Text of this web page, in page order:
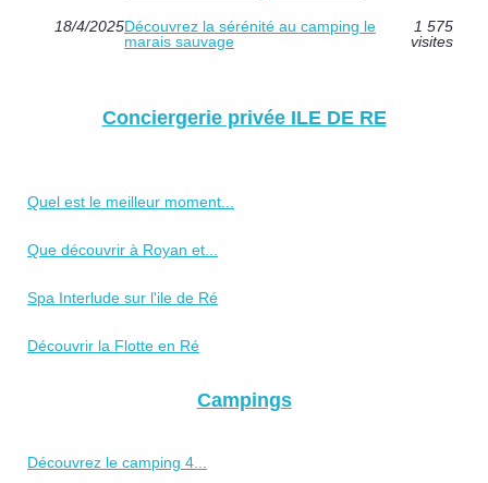
18/4/2025Découvrez la sérénité au camping le
marais sauvage
1 575
visites
Conciergerie privée ILE DE RE
Quel est le meilleur moment...
Que découvrir à Royan et...
Spa Interlude sur l'ile de Ré
Découvrir la Flotte en Ré
Campings
Découvrez le camping 4...